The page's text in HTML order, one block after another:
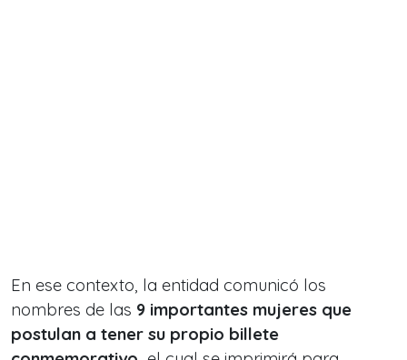
En ese contexto, la entidad comunicó los
nombres de las 9 importantes mujeres que
postulan a tener su propio billete